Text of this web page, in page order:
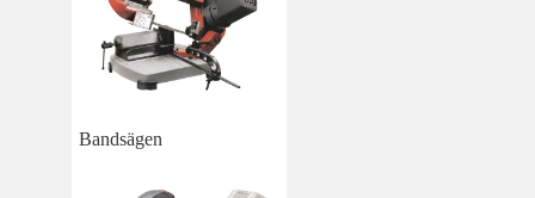
Bandsägen